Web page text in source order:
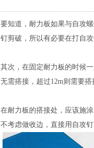
要知道，耐力板如果与自攻
钉剪破，所以有必要在打自
其次，在固定耐力板的时候
无需搭接，超过12m则需要搭
在耐力板的搭接处，应该施
不考虑做收边，直接用自攻